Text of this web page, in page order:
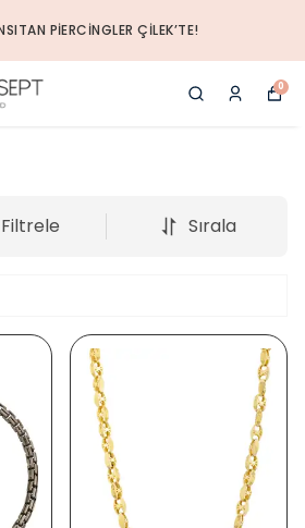
PIERCINGLER ÇILEK’TE!
0
Filtrele Sırala